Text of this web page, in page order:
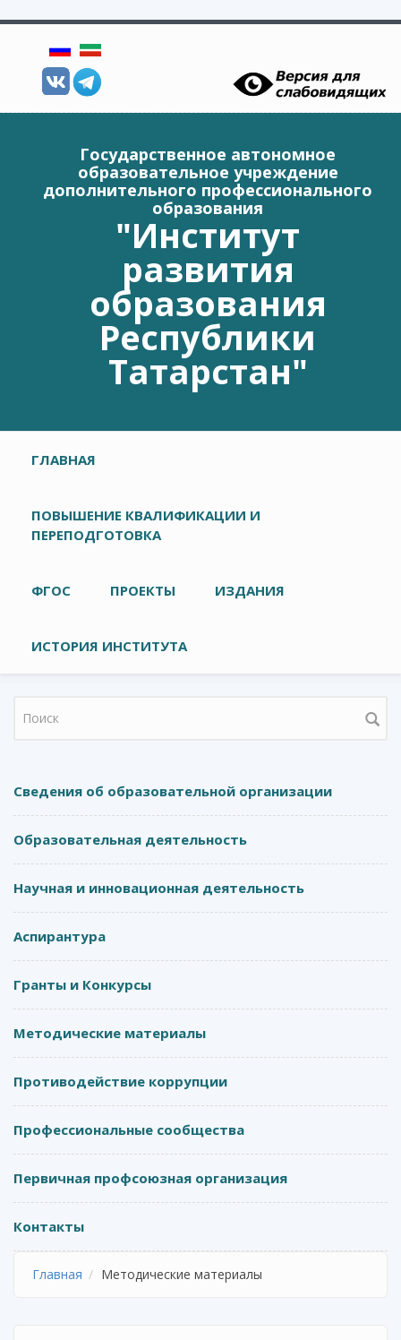
Государственное автономное
образовательное учреждение
дополнительного профессионального
образования
"Институт
развития
образования
Республики
Татарстан"
Главное меню
ГЛАВНАЯ
ПОВЫШЕНИЕ КВАЛИФИКАЦИИ И
ПЕРЕПОДГОТОВКА
ФГОС ПРОЕКТЫ ИЗДАНИЯ
ИСТОРИЯ ИНСТИТУТА
Форма поиска
Сведения об образовательной организации
Образовательная деятельность
Научная и инновационная деятельность
Аспирантура
Гранты и Конкурсы
Методические материалы
Противодействие коррупции
Профессиональные сообщества
Первичная профсоюзная организация
Контакты
Главная Методические материалы